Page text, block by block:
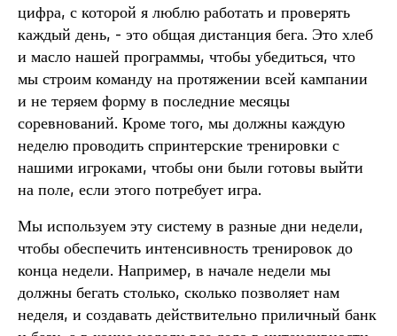
цифра, с которой я люблю работать и проверять
каждый день, - это общая дистанция бега. Это хлеб
и масло нашей программы, чтобы убедиться, что
мы строим команду на протяжении всей кампании
и не теряем форму в последние месяцы
соревнований. Кроме того, мы должны каждую
неделю проводить спринтерские тренировки с
нашими игроками, чтобы они были готовы выйти
на поле, если этого потребует игра.
Мы используем эту систему в разные дни недели,
чтобы обеспечить интенсивность тренировок до
конца недели. Например, в начале недели мы
должны бегать столько, сколько позволяет нам
неделя, и создавать действительно приличный банк